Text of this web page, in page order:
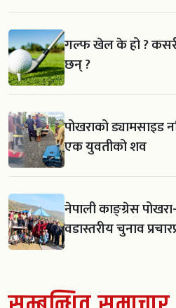
गल्फ खेल के हो ?
छन् ?
पोखराको
एक युवतीको शव
नेपाली काङ्ग्रेस
वडास्तरीय चुनाव
स्काउट गठन सँगै